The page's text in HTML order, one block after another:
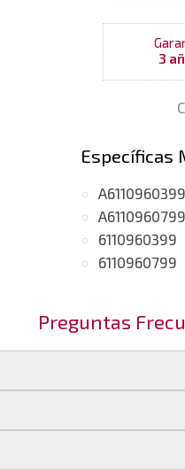
3
Específicas
A6110960399
A6110960799
6110960399
6110960799
Preguntas
de
es de